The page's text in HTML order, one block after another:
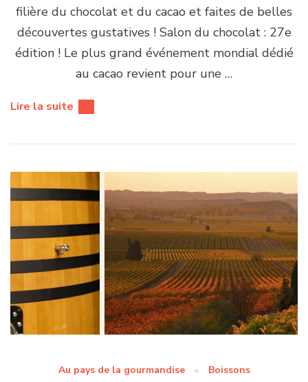
filière du chocolat et du cacao et faites de belles
découvertes gustatives ! Salon du chocolat : 27e
édition ! Le plus grand événement mondial dédié
au cacao revient pour une …
Lire la suite
Au pays de la gourmandise Boissons